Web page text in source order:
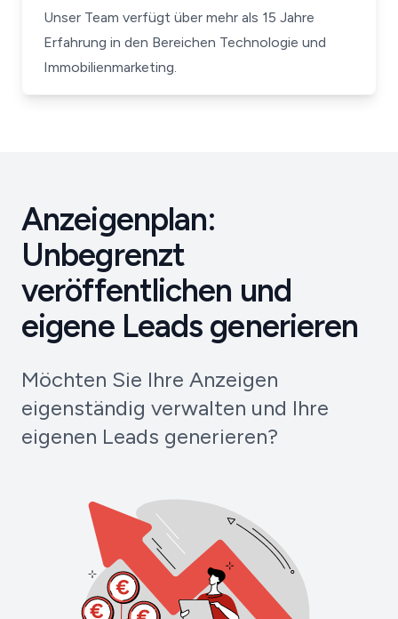
Unser Team verfügt über mehr als 15 Jahre
Erfahrung in den Bereichen Technologie und
Immobilienmarketing.
Anzeigenplan:
Unbegrenzt
veröffentlichen und
eigene Leads generieren
Möchten Sie Ihre Anzeigen
eigenständig verwalten und Ihre
eigenen Leads generieren?